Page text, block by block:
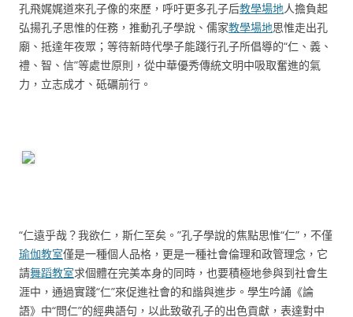
孔飛娓娓道來孔子像的來歷，呼吁更多孔子后教學場地人擔負起
弘揚孔子思惟的任務，推動孔子學說、儒家教學場地思惟走出孔
廟、抵達年夜眾；等待新時代學子能踐行孔子所倡導的“仁、義、
禮、智、信”等處世原則，從中華優秀傳統文明中吸取奮進的氣
力，立志成才、砥礪前行。
“仁遠乎哉？我欲仁，斯仁至矣。”孔子學說的焦點思惟“仁”，不僅
瑜伽教室僅是一種個人品格，更是一種社會倫理和政管理念，它
請舞蹈教室求個體在完美本身的同時，也要積極地參與到社會生
涯中，通過實踐“仁”來促進社會的和諧與進步。學生吟誦《論
語》中“問仁”的經典語句，以此致敬孔子的出色貢獻，表達對中